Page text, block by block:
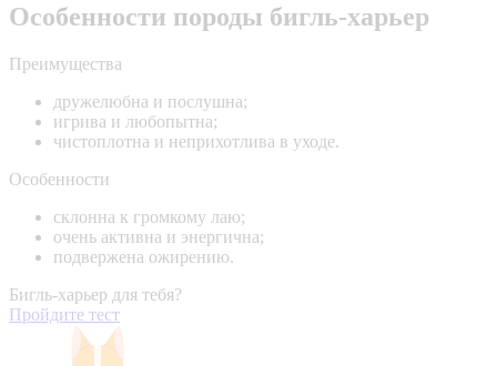
Особенности породы бигль-харьер
Преимущества
дружелюбна и послушна;
игрива и любопытна;
чистоплотна и неприхотлива в уходе.
Особенности
склонна к громкому лаю;
очень активна и энергична;
подвержена ожирению.
Бигль-харьер для тебя?
Пройдите тест